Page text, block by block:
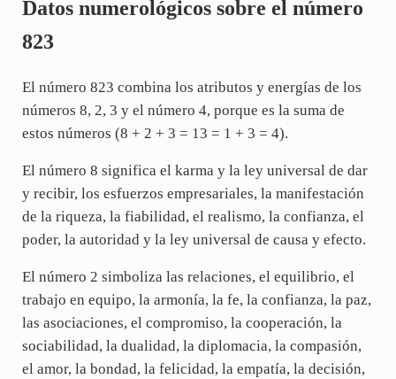
Datos numerológicos sobre el número
823
El número 823 combina los atributos y energías de los
números 8, 2, 3 y el número 4, porque es la suma de
estos números (8 + 2 + 3 = 13 = 1 + 3 = 4).
El número 8 significa el karma y la ley universal de dar
y recibir, los esfuerzos empresariales, la manifestación
de la riqueza, la fiabilidad, el realismo, la confianza, el
poder, la autoridad y la ley universal de causa y efecto.
El número 2 simboliza las relaciones, el equilibrio, el
trabajo en equipo, la armonía, la fe, la confianza, la paz,
las asociaciones, el compromiso, la cooperación, la
sociabilidad, la dualidad, la diplomacia, la compasión,
el amor, la bondad, la felicidad, la empatía, la decisión,